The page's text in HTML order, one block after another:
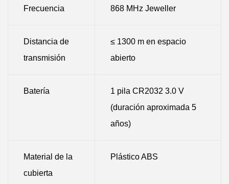
Frecuencia 868 MHz Jeweller
Distancia de
transmisión
≤ 1300 m en espacio
abierto
Batería
1 pila CR2032 3.0 V
(duración aproximada 5
años)
Material de la
cubierta
Plástico ABS